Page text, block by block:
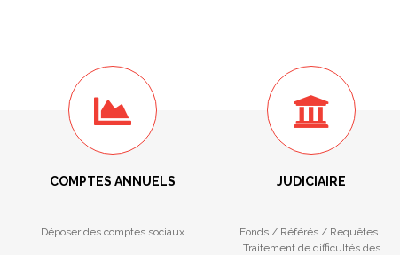
COMPTES ANNUELS
Déposer des comptes sociaux
JUDICIAIRE
Fonds / Référés / Requêtes.
Traitement de difficultés des